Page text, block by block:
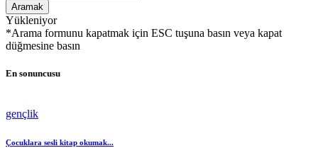
Aramak
Yükleniyor
*Arama formunu kapatmak için ESC tuşuna basın veya kapat
düğmesine basın
En sonuncusu
gençlik
Çocuklara sesli kitap okumak...